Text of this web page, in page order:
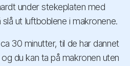
under stekeplaten med
ut luftboblene i makronene.
30 minutter, til de har dannet
du kan ta på makronen uten